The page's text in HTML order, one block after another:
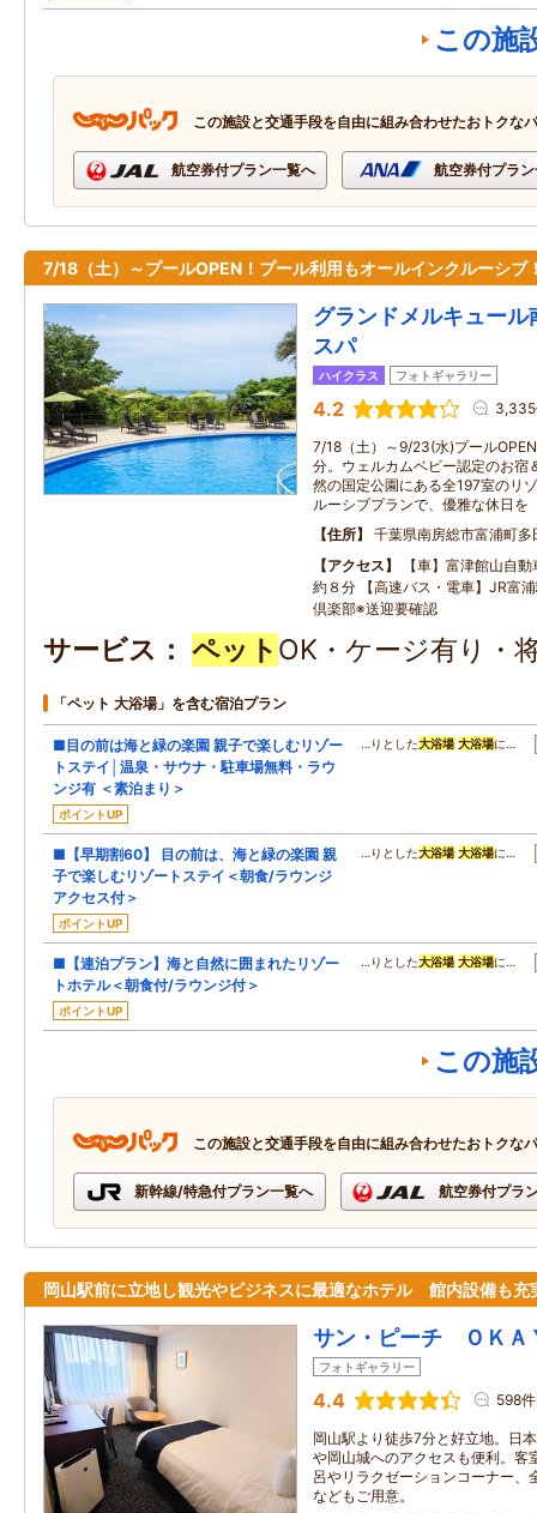
この施
この施設と交通手段を自由に組み合わせたおトクな
航空券付プラン一覧へ 航空券付プラ
7/18（土）～プールOPEN！プール利用もオールインクルーシブ
グランドメルキュー
スパ
ハイクラス フォトギャラリー
4.2
7/18（土）～9/23(水)プール
分。ウェルカムベビー認定のお宿
然の国定公園にある全197室のリ
ルーシブプランで、優雅な休日を
住所
千葉県南房総市富浦町
アクセス
【車】富津館山自
約８分 【高速バス・電車】JR富
倶楽部※送迎要確認
サービス ペット OK・ケージ有り・
「ペット 大浴場」を含む宿泊プラン
■目の前は海と緑の楽園 親子で楽しむリゾー
トステイ│温泉・サウナ・駐車場無料・ラウ
ンジ有 ＜素泊まり＞
ポイントUP
…りとした大浴場 大浴場に…
■【早期割60】 目の前は、海と緑の楽園 親
子で楽しむリゾートステイ＜朝食/ラウンジ
アクセス付＞
ポイントUP
…りとした大浴場 大浴場に…
■【連泊プラン】海と自然に囲まれたリゾー
トホテル＜朝食付/ラウンジ付＞
ポイントUP
…りとした大浴場 大浴場に…
この施
この施設と交通手段を自由に組み合わせたおトクな
新幹線/特急付プラン一覧へ 航空券付プラ
岡山駅前に立地し観光やビジネスに最適なホテル 館内設備も充
サン・ピーチ ＯＫＡ
フォトギャラリー
4.4 598件
岡山駅より徒歩7分と好立地。日
や岡山城へのアクセスも便利。客
呂やリラクゼーションコーナー、
などもご用意。